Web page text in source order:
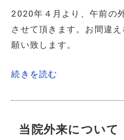
2020年４月より、午前の
させて頂きます。お間違
願い致します。
続きを読む
当院外来について